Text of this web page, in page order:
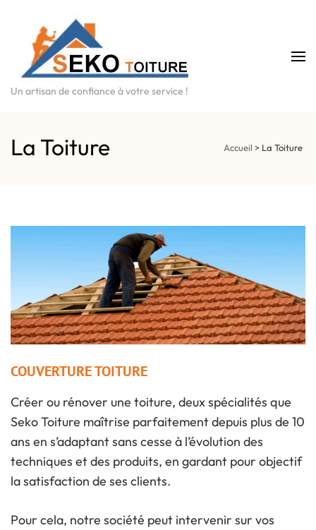
Un artisan de confiance à votre service !
La Toiture Accueil > La Toiture
COUVERTURE TOITURE
Créer ou rénover une toiture, deux spécialités que
Seko Toiture maîtrise parfaitement depuis plus de 10
ans en s’adaptant sans cesse à l’évolution des
techniques et des produits, en gardant pour objectif
la satisfaction de ses clients.
Pour cela, notre société peut intervenir sur vos